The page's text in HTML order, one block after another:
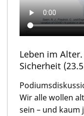
Leben im
Sicherheit
Wir alle wollen
sein – und kaum